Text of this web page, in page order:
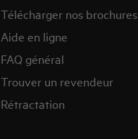
Télécharger nos brochures
Aide en ligne
FAQ général
Trouver un revendeur
Rétractation